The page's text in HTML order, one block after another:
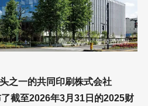
之一的共同印刷株式会社
截至2026年3月31日的2025财